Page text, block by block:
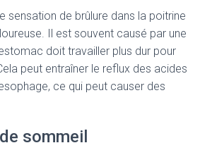
sensation de brûlure dans la poitrine
Il est souvent causé par une
doit travailler plus dur pour
peut entraîner le reflux des acides
ce qui peut causer des
sommeil